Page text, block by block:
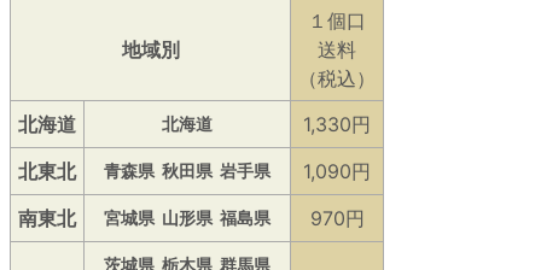
地域別
１個口
送料
（税込）
北海道
北海道
1,330円
北東北
青森県 秋田県 岩手県
1,090円
南東北
宮城県 山形県 福島県 970円
茨城県 栃木県 群馬県